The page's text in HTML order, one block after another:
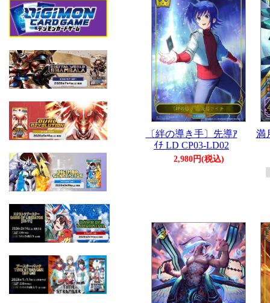
〔絆の導き手〕先導ｱ
ｲﾁ LD CP03-LD02
2,980円(税込)
満